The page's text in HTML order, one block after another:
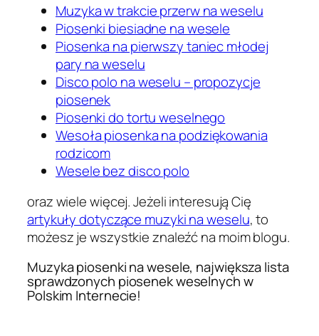
Muzyka w trakcie przerw na weselu
Piosenki biesiadne na wesele
Piosenka na pierwszy taniec młodej
pary na weselu
Disco polo na weselu – propozycje
piosenek
Piosenki do tortu weselnego
Wesoła piosenka na podziękowania
rodzicom
Wesele bez disco polo
oraz wiele więcej. Jeżeli interesują Cię
artykuły dotyczące muzyki na weselu, to
możesz je wszystkie znaleźć na moim blogu.
Muzyka piosenki na wesele, największa lista
sprawdzonych piosenek weselnych w
Polskim Internecie!